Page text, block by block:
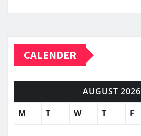
CALENDER
AUGUST 2026
M
T W T F